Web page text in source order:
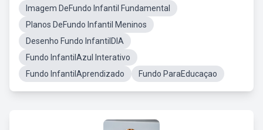
Imagem DeFundo Infantil Fundamental
Planos DeFundo Infantil Meninos
Desenho Fundo InfantilDIA
Fundo InfantilAzul Interativo
Fundo InfantilAprendizado
Fundo ParaEducaçao